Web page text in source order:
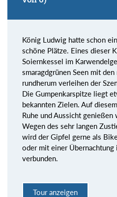
König Ludwig hatte schon
schöne Plätze. Eines dieser
Soiernkessel im
smaragdgrünen Seen mit
rundherum verleihen der
Die Gumpenkarspitze liegt
bekannten Zielen. Auf
Ruhe und Aussicht
Wegen des sehr langen
wird der Gipfel gerne als
oder mit einer Übernachtung
verbunden.
Tour anzeigen